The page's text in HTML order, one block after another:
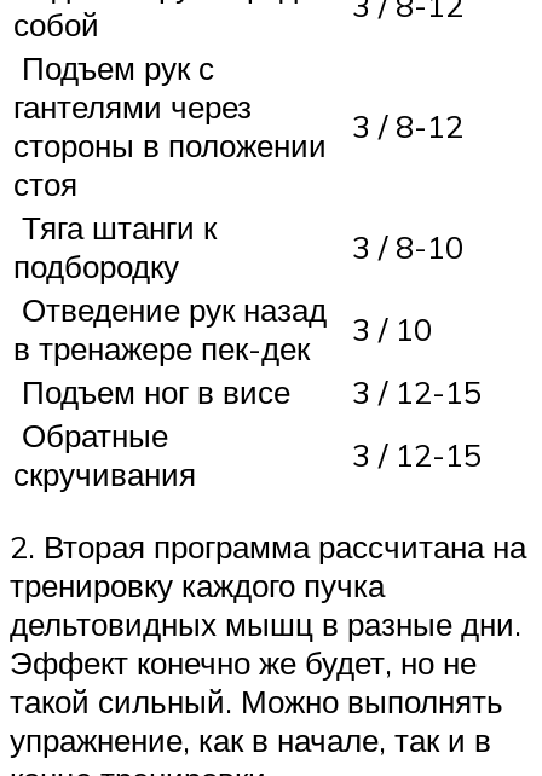
собой
Подъем рук с
гантелями через
стороны в положении
стоя
3 / 8-12
Тяга штанги к
подбородку
3 / 8-10
Отведение рук назад
в тренажере пек-дек
3 / 10
Подъем ног в висе
3 / 12-15
Обратные
скручивания
3 / 12-15
2. Вторая программа рассчитана на
тренировку каждого пучка
дельтовидных мышц в разные дни.
Эффект конечно же будет, но не
такой сильный. Можно выполнять
упражнение, как в начале, так и в